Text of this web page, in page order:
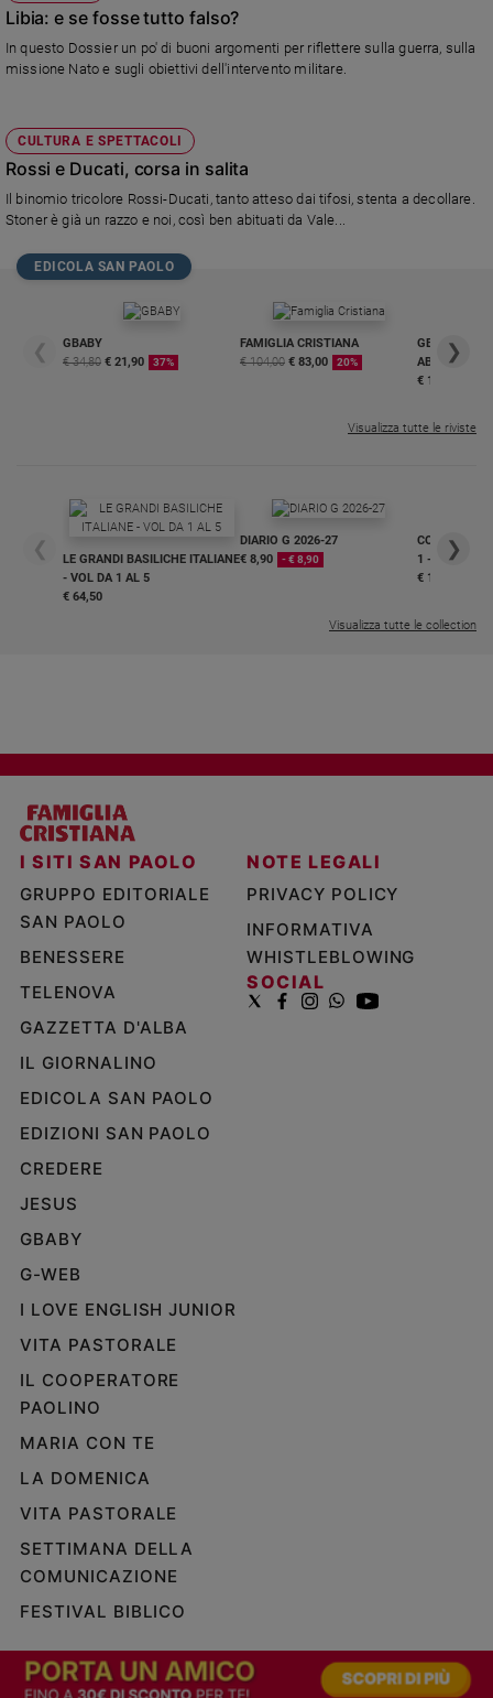
Libia: e se fosse tutto falso?
In questo Dossier un po' di buoni argomenti per riflettere sulla guerra, sulla
missione Nato e sugli obiettivi dell'intervento militare.
CULTURA E SPETTACOLI
Rossi e Ducati, corsa in salita
Il binomio tricolore Rossi-Ducati, tanto atteso dai tifosi, stenta a decollare.
Stoner è già un razzo e noi, così ben abituati da Vale...
EDICOLA SAN PAOLO
❮
GBABY
€ 34,80 € 21,90 37%
FAMIGLIA CRISTIANA
€ 104,00 € 83,00 20%
GBABY
€ 16,99
❯
Visualizza tutte le riviste
❮
LE GRANDI BASILICHE ITALIANE
- VOL DA 1 AL 5
€ 64,50
DIARIO G 2026-27
€ 8,90
- € 8,90
COLLANA
1 - 2
€ 18,50
❯
Visualizza tutte le collection
I SITI SAN PAOLO
GRUPPO EDITORIALE
SAN PAOLO
BENESSERE
TELENOVA
GAZZETTA D'ALBA
IL GIORNALINO
EDICOLA SAN PAOLO
EDIZIONI SAN PAOLO
CREDERE
JESUS
GBABY
G-WEB
I LOVE ENGLISH JUNIOR
VITA PASTORALE
IL COOPERATORE
PAOLINO
MARIA CON TE
LA DOMENICA
VITA PASTORALE
SETTIMANA DELLA
COMUNICAZIONE
FESTIVAL BIBLICO
NOTE LEGALI
PRIVACY POLICY
INFORMATIVA
WHISTLEBLOWING
SOCIAL